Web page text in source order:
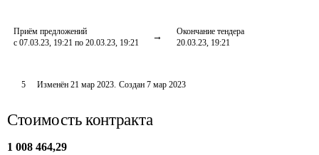
Приём предложений
с 07.03.23, 19:21 по 20.03.23, 19:21
Окончание тендера
20.03.23, 19:21
5 Изменён 21 мар 2023. Создан 7 мар 2023
Стоимость контракта
1 008 464,29